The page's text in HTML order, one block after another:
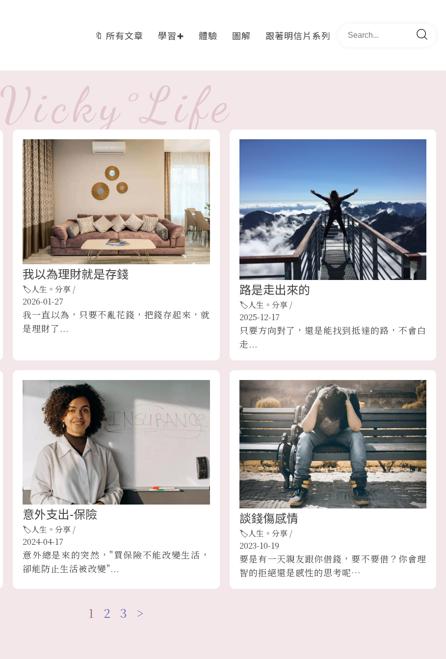
🔖 所有文章 學習 體驗 圖解 跟著明信片系列
Vicky°Life
我以為理財就是存錢
🏷人生。分享 /
2026-01-27
我一直以為，只要不亂花錢，把錢存起來，就
是理財了...
路是走出來的
🏷人生。分享/
2025-12-17
只要方向對了，還是能找到抵達的路，不會白
走...
意外支出-保險
🏷人生。分享 /
2024-04-17
意外總是來的突然，"買保險不能改變生活，
卻能防止生活被改變"...
談錢傷感情
🏷人生。分享/
2023-10-19
要是有一天親友跟你借錢，要不要借？你會理
智的拒絕還是感性的思考呢…
1 2 3 >